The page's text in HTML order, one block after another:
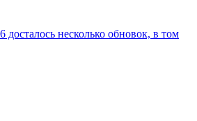
досталось несколько обновок, в том